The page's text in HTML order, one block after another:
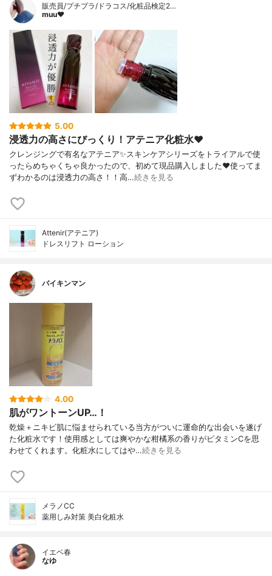
販売員/プチプラ/ドラコス/化粧品検定2…
muu❤︎
5.00
浸透力の高さにびっくり！アテニア化粧水❤️
クレンジングで有名なアテニア✨スキンケアシリーズをトライアルで使
ったらめちゃくちゃ良かったので、初めて現品購入しました❤️使ってま
ずわかるのは浸透力の高さ！！高…続きを見る
Attenir(アテニア)
ドレスリフト ローション
バイキンマン
4.00
肌がワントーンUP…！
乾燥＋ニキビ肌に悩ませられている当方がついに運命的な出会いを遂げ
た化粧水です！使用感としては爽やかな柑橘系の香りがビタミンCを思
わせてくれます。化粧水にしてはや…続きを見る
メラノCC
薬用しみ対策 美白化粧水
イエベ春
なゆ